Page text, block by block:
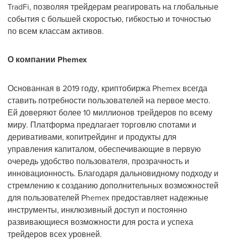
TradFi, позволяя трейдерам реагировать на глобальные
события с большей скоростью, гибкостью и точностью
по всем классам активов.
О компании Phemex
Основанная в 2019 году, криптобиржа Phemex всегда
ставить потребности пользователей на первое место.
Ей доверяют более 10 миллионов трейдеров по всему
миру. Платформа предлагает торговлю спотами и
деривативами, копитрейдинг и продукты для
управления капиталом, обеспечивающие в первую
очередь удобство пользователя, прозрачность и
инновационность. Благодаря дальновидному подходу и
стремлению к созданию дополнительных возможностей
для пользователей Phemex предоставляет надежные
инструменты, инклюзивный доступ и постоянно
развивающиеся возможности для роста и успеха
трейдеров всех уровней.